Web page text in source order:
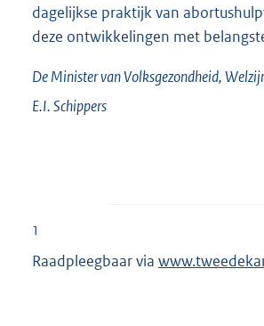
dagelijkse praktijk van
deze ontwikkelingen met
De Minister van Volksgezondheid,
E.I.Schippers
1
Raadpleegbaar via E